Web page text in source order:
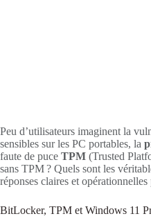
Peu d’utilisateurs imaginent la
sensibles sur les PC portables, la
faute de puce TPM (Trusted
sans TPM ? Quels sont les
réponses claires et
BitLocker, TPM et Windows 11